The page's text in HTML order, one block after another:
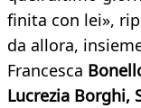
finita con lei»,
da allora,
Francesca
Lucrezia Borghi,